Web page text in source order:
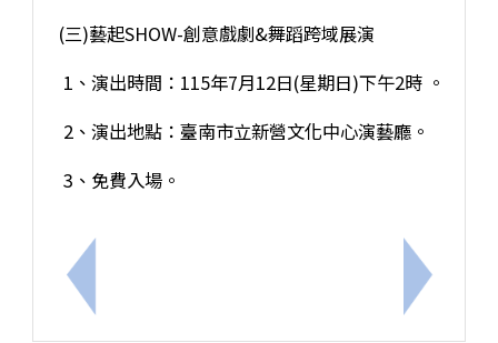
上一筆：【轉知訊息】「劇場ART報馬仔」系列講座
(三)藝起SHOW-創意戲劇&舞蹈跨域展演
1、演出時間：115年7月12日(星期日)下午2時 。
2、演出地點：臺南市立新營文化中心演藝廳。
3、免費入場。
下一筆：